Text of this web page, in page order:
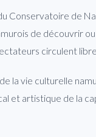
Conservatoire de
de découvrir
circulent
la vie culturelle
et artistique de la